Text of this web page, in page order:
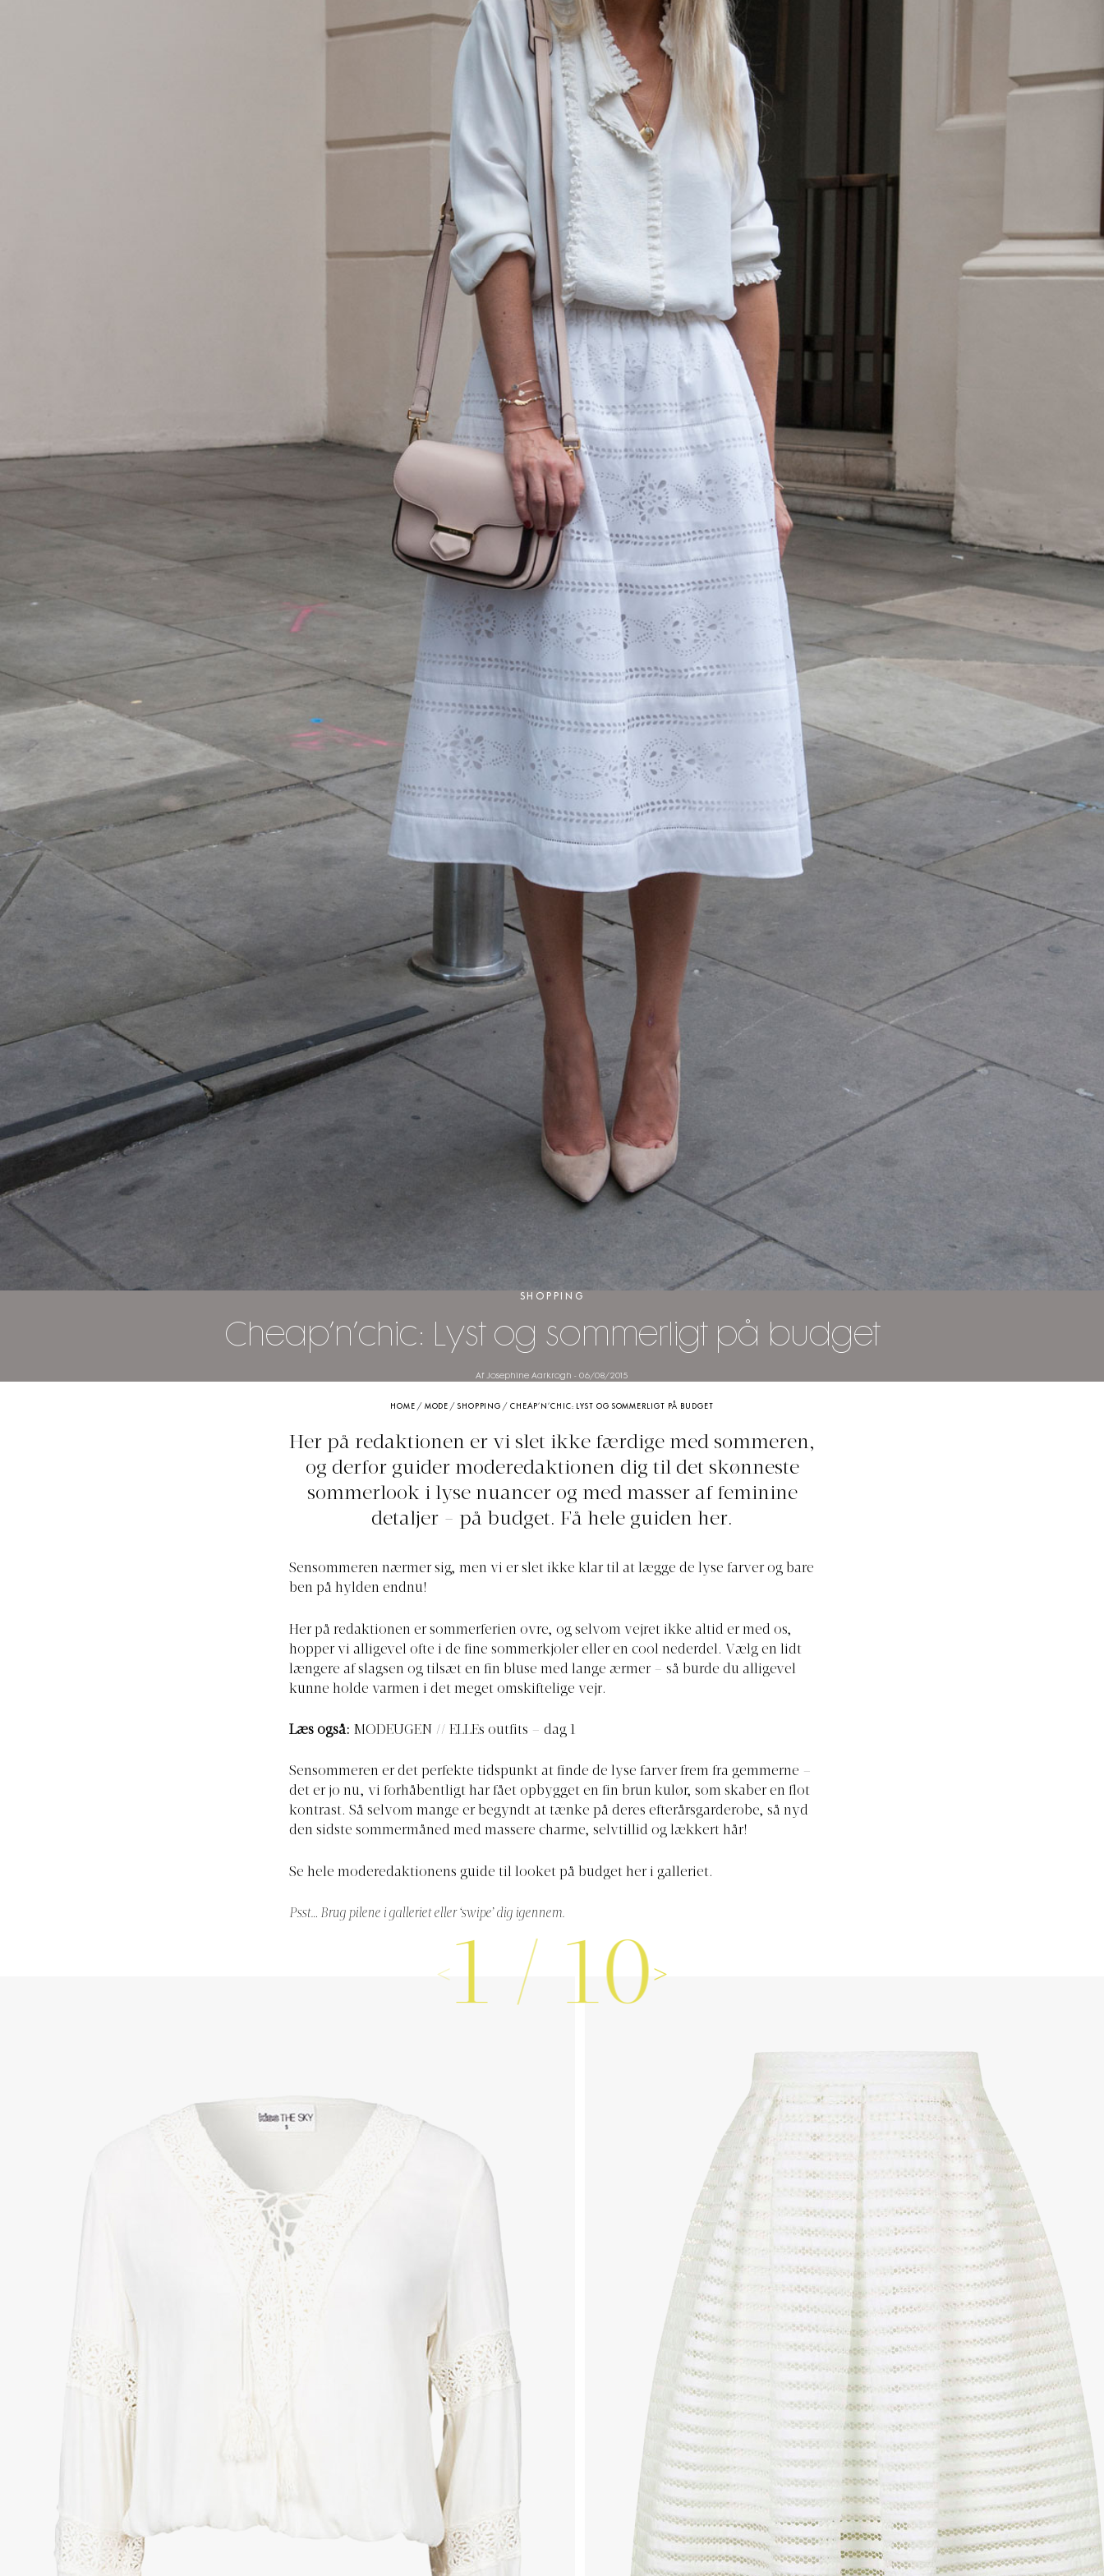
SHOPPING
Cheap’n’chic: Lyst og sommerligt på budget
Af Josephine Aarkrogh - 06/08/2015
HOME / MODE / SHOPPING / CHEAP’N’CHIC: LYST OG SOMMERLIGT PÅ BUDGET
Her på redaktionen er vi slet ikke færdige med sommeren,
og derfor guider moderedaktionen dig til det skønneste
sommerlook i lyse nuancer og med masser af feminine
detaljer - på budget. Få hele guiden her.
Sensommeren nærmer sig, men vi er slet ikke klar til at lægge de lyse farver og bare
ben på hylden endnu!
Her på redaktionen er sommerferien ovre, og selvom vejret ikke altid er med os,
hopper vi alligevel ofte i de fine sommerkjoler eller en cool nederdel. Vælg en lidt
længere af slagsen og tilsæt en fin bluse med lange ærmer – så burde du alligevel
kunne holde varmen i det meget omskiftelige vejr.
Læs også: MODEUGEN // ELLEs outfits – dag 1
Sensommeren er det perfekte tidspunkt at finde de lyse farver frem fra gemmerne –
det er jo nu, vi forhåbentligt har fået opbygget en fin brun kulør, som skaber en flot
kontrast. Så selvom mange er begyndt at tænke på deres efterårsgarderobe, så nyd
den sidste sommermåned med massere charme, selvtillid og lækkert hår!
Se hele moderedaktionens guide til looket på budget her i galleriet.
Psst… Brug pilene i galleriet eller ‘swipe’ dig igennem.
1 / 10